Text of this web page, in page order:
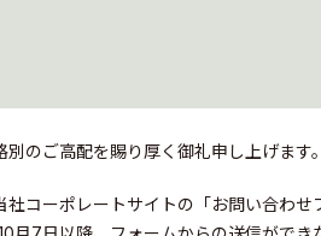
別のご高配を賜り厚く御礼申し上げます。
社コーポレートサイトの「お問い合わせ